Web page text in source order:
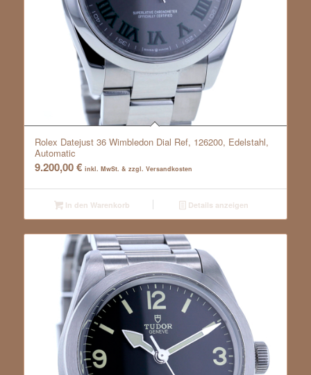
Rolex Datejust 36 Wimbledon Dial Ref, 126200, Edelstahl,
Automatic
9.200,00€ inkl. MwSt. & zzgl. Versandkosten
In den Warenkorb Details anzeigen